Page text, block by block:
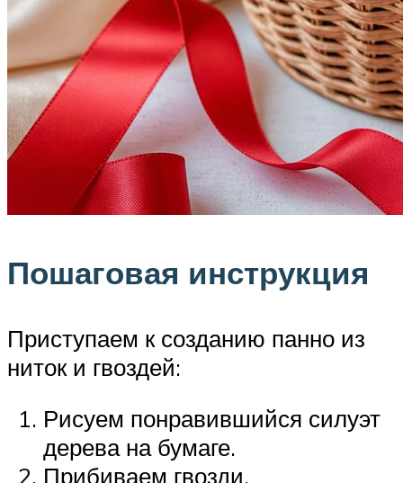
Пошаговая инструкция
Приступаем к созданию панно из
ниток и гвоздей:
Рисуем понравившийся силуэт
дерева на бумаге.
Прибиваем гвозди,